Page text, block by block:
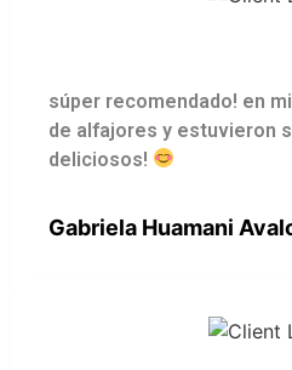
súper recomendado! en
de alfajores y estuvieron
deliciosos!
Gabriela Huamani